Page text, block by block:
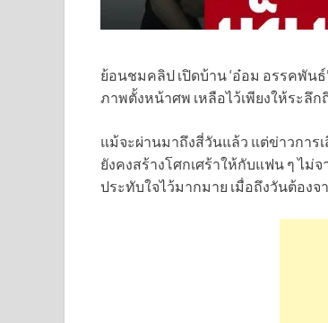
ย้อนชมคลิป เปิดบ้าน ‘อ๋อม อรรคพัน
ภาพตั้งหน้าศพ เหลือไว้เพียงให้ระลึก
แม้จะผ่านมาถึงสี่วันแล้ว แต่ข่าวการ
ยังคงสร้างโศกเศร้าให้กับแฟน ๆ ไม่
ประทับใจไว้มากมาย เมื่อถึงวันต้อง